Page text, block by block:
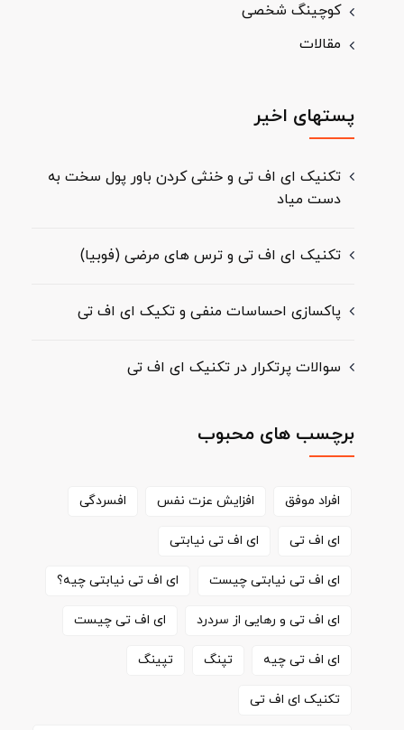
کوچینگ شخصی
مقالات
پستهای اخیر
تکنیک ای اف تی و خنثی کردن باور پول سخت به
دست میاد
تکنیک ای اف تی و ترس های مرضی (فوبیا)
پاکسازی احساسات منفی و تکیک ای اف تی
سوالات پرتکرار در تکنیک ای اف تی
برچسب های محبوب
افراد موفق افزایش عزت نفس افسردگی
ای اف تی ای اف تی نیابتی
ای اف تی نیابتی چیست ای اف تی نیابتی چیه؟
ای اف تی و رهایی از سردرد ای اف تی چیست
ای اف تی چیه تپنگ تپینگ
تکنیک ای اف تی